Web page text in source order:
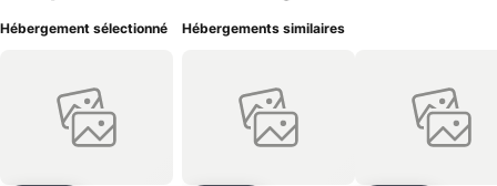
Hébergement sélectionné Hébergements similaires